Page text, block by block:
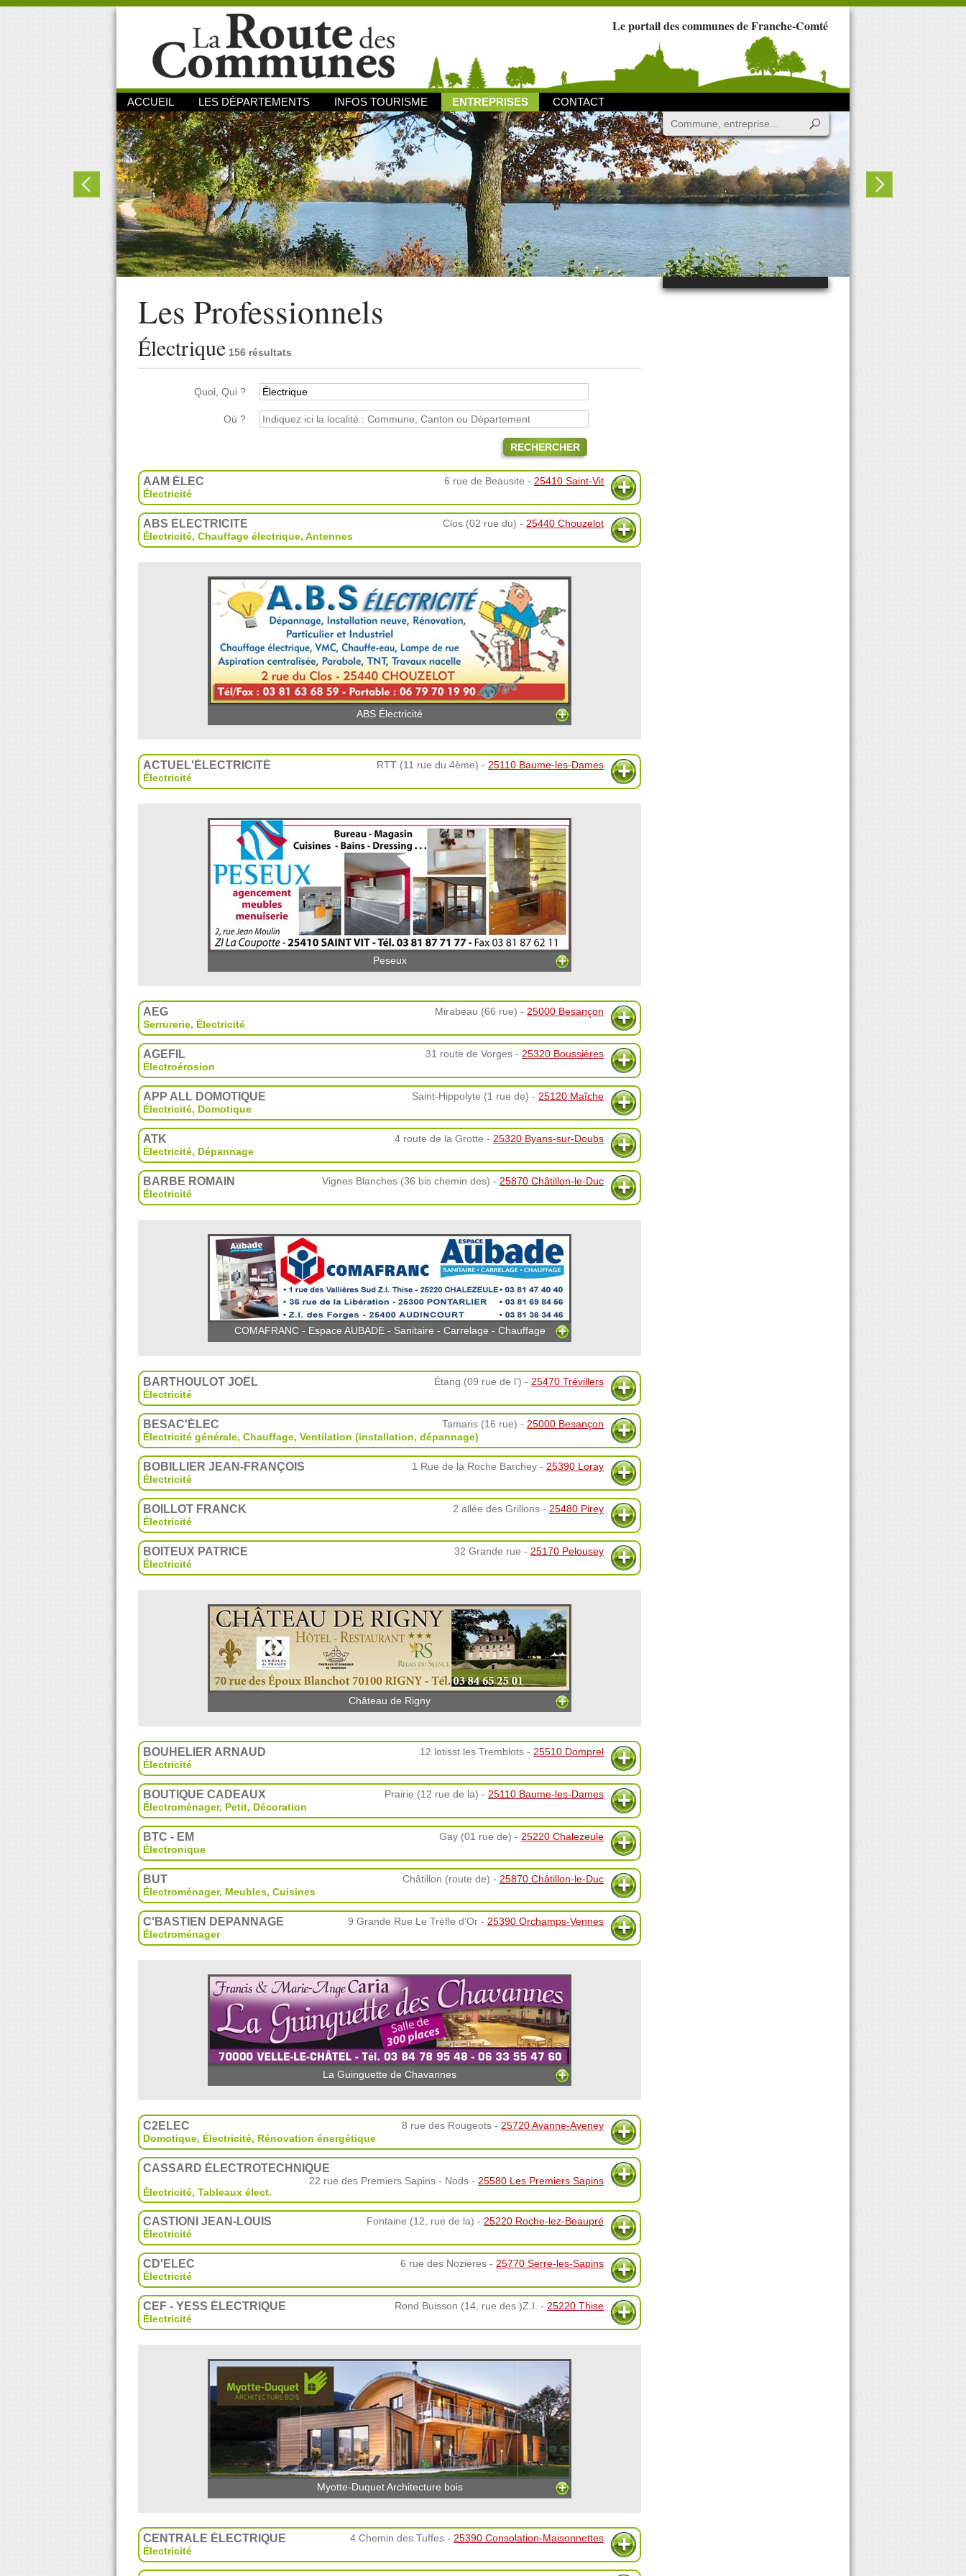
Le portail des communes de Franche-Comté
ACCUEIL LES DÉPARTEMENTS INFOS TOURISME ENTREPRISES CONTACT
Les Professionnels
Électrique 156 résultats
Quoi, Qui ?
Où ?
RECHERCHER
AAM ÉLEC 6 rue de Beausite - 25410 Saint-Vit
Électricité
ABS ÉLECTRICITÉ Clos (02 rue du) - 25440 Chouzelot
Électricité, Chauffage électrique, Antennes
ABS Électricité
ACTUEL'ÉLECTRICITÉ RTT (11 rue du 4ème) - 25110 Baume-les-Dames
Électricité
Peseux
AEG Mirabeau (66 rue) - 25000 Besançon
Serrurerie, Électricité
AGEFIL 31 route de Vorges - 25320 Boussières
Électroérosion
APP ALL DOMOTIQUE Saint-Hippolyte (1 rue de) - 25120 Maîche
Électricité, Domotique
ATK 4 route de la Grotte - 25320 Byans-sur-Doubs
Électricité, Dépannage
BARBE ROMAIN Vignes Blanches (36 bis chemin des) - 25870 Châtillon-le-Duc
Électricité
COMAFRANC - Espace AUBADE - Sanitaire - Carrelage - Chauffage
BARTHOULOT JOËL Étang (09 rue de l') - 25470 Trévillers
Électricité
BESAC'ÉLEC Tamaris (16 rue) - 25000 Besançon
Électricité générale, Chauffage, Ventilation (installation, dépannage)
BOBILLIER JEAN-FRANÇOIS 1 Rue de la Roche Barchey - 25390 Loray
Électricité
BOILLOT FRANCK 2 allée des Grillons - 25480 Pirey
Électricité
BOITEUX PATRICE 32 Grande rue - 25170 Pelousey
Électricité
Château de Rigny
BOUHELIER ARNAUD 12 lotisst les Tremblots - 25510 Domprel
Électricité
BOUTIQUE CADEAUX Prairie (12 rue de la) - 25110 Baume-les-Dames
Électroménager, Petit, Décoration
BTC - EM Gay (01 rue de) - 25220 Chalezeule
Électronique
BUT Châtillon (route de) - 25870 Châtillon-le-Duc
Électroménager, Meubles, Cuisines
C'BASTIEN DÉPANNAGE 9 Grande Rue Le Trèfle d'Or - 25390 Orchamps-Vennes
Électroménager
La Guinguette de Chavannes
C2ELEC 8 rue des Rougeots - 25720 Avanne-Aveney
Domotique, Électricité, Rénovation énergétique
CASSARD ÉLECTROTECHNIQUE
22 rue des Premiers Sapins - Nods - 25580 Les Premiers Sapins
Électricité, Tableaux élect.
CASTIONI JEAN-LOUIS Fontaine (12, rue de la) - 25220 Roche-lez-Beaupré
Électricité
CD'ELEC 6 rue des Nozières - 25770 Serre-les-Sapins
Électricité
CEF - YESS ÉLECTRIQUE Rond Buisson (14, rue des )Z.I. - 25220 Thise
Électricité
Myotte-Duquet Architecture bois
CENTRALE ÉLECTRIQUE 4 Chemin des Tuffes - 25390 Consolation-Maisonnettes
Électricité